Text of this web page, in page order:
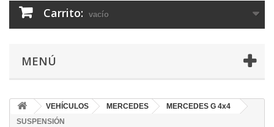
Carrito: vacío
MENÚ
VEHÍCULOS MERCEDES
MERCEDES G 4x4
SUSPENSIÓN